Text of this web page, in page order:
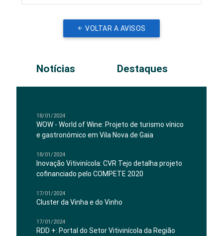
VOLTAR A AVISOS
Notícias Destaques
18/01/2024
WOW - World of Wine: Projeto de turismo vínico
e gastronómico em Vila Nova de Gaia
18/01/2024
Inovação Vitivinícola: CVR Tejo detalha projeto
cofinanciado pelo COMPETE 2020
17/01/2024
Cluster da Vinha e do Vinho
17/01/2024
RDD +: Portal do Setor Vitivinícola da Região